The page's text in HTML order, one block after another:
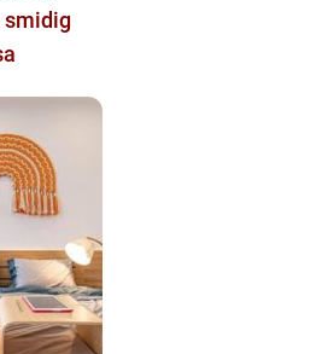
smidig